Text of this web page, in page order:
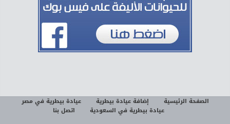
الصفحة الرئيسية إضافة عيادة بيطرية
عيادة بيطرية في مصر
عيادة بيطرية في السعودية
اتصل بنا